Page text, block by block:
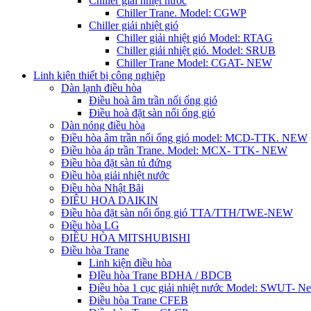
Chiller Trane. Model: CGWP
Chiller giải nhiệt gió
Chiller giải nhiệt gió Model: RTAG
Chiller giải nhiệt gió. Model: SRUB
Chiller Trane Model: CGAT- NEW
Linh kiện thiết bị công nghiệp
Dàn lạnh điều hòa
Điều hoà âm trần nối ống gió
Điều hoà đặt sàn nối ống gió
Dàn nóng điều hòa
Điều hòa âm trần nối ống gió model: MCD-TTK. NEW
Điều hòa áp trần Trane. Model: MCX- TTK- NEW
Điều hòa đặt sàn tủ đứng
Điều hòa giải nhiệt nước
Điều hòa Nhật Bãi
ĐIÊU HOA DAIKIN
Điều hòa đặt sàn nối ống gió TTA/TTH/TWE-NEW
Điều hòa LG
ĐIỀU HÒA MITSHUBISHI
Điều hòa Trane
Linh kiện điều hòa
ĐIều hòa Trane BDHA / BDCB
Điều hòa 1 cục giải nhiệt nước Model: SWUT-
Điều hòa Trane CFEB